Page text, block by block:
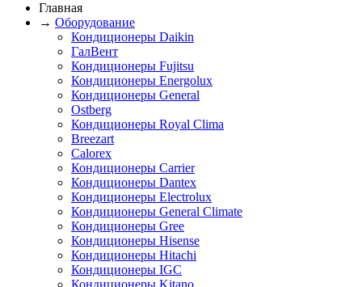
Главная
→ Оборудование
Кондиционеры Daikin
ГалВент
Кондиционеры Fujitsu
Кондиционеры Energolux
Кондиционеры General
Ostberg
Кондиционеры Royal Clima
Breezart
Calorex
Кондиционеры Carrier
Кондиционеры Dantex
Кондиционеры Electrolux
Кондиционеры General Climate
Кондиционеры Gree
Кондиционеры Hisense
Кондиционеры Hitachi
Кондиционеры IGC
Кондиционеры Kitano